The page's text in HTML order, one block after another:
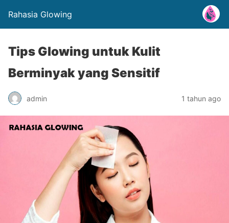
Rahasia Glowing
Tips Glowing untuk Kulit
Berminyak yang Sensitif
admin 1 tahun ago